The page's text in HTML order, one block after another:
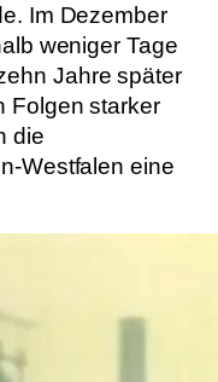
Im Dezember
weniger Tage
Jahre später
Folgen starker
die
Westfalen eine